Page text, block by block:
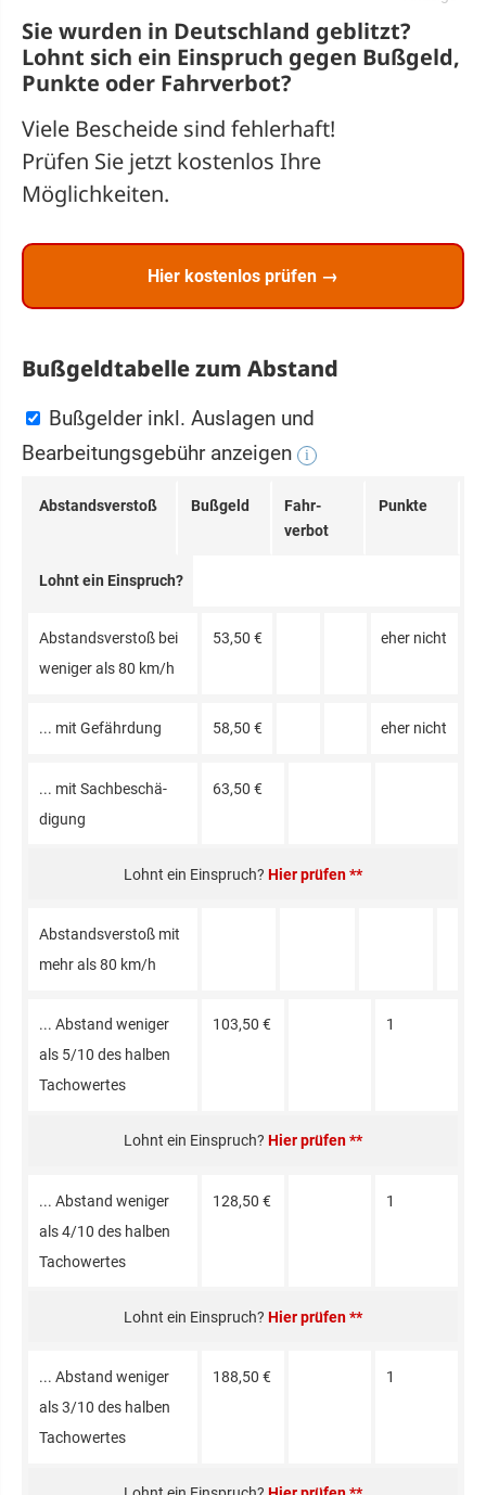
Sie wurden in Deutschland geblitzt?
Lohnt sich ein Einspruch gegen Bußgeld,
Punkte oder Fahrverbot?
Viele Bescheide sind fehlerhaft!
Prüfen Sie jetzt kostenlos Ihre
Möglichkeiten.
Hier kostenlos prüfen →
Bußgeldtabelle zum Abstand
Bußgelder inkl. Auslagen und
Bearbeitungsgebühr anzeigen
i
Ab­stands­ver­stoß Buß­geld
Fahr­
verbot
Punkte
Lohnt ein Einspruch?
Ab­stands­verstoß bei
weniger als 80 km/h
53,50 € eher nicht
... mit Gefähr­dung 58,50 € eher nicht
... mit Sachbe­schä­
digung
63,50 €
Hier prüfen **
Ab­stands­verstoß mit
mehr als 80 km/h
... Abstand weniger
als 5/10 des halben
Tacho­wertes
103,50 € 1
Hier prüfen **
... Abstand weniger
als 4/10 des halben
Tacho­wertes
128,50 € 1
Hier prüfen **
... Abstand weniger
als 3/10 des halben
Tacho­wertes
188,50 € 1